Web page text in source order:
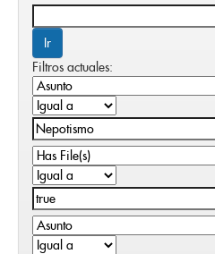
Filtros actuales: